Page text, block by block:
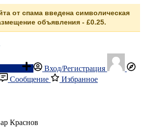
от спама введена символическая
объявления - £0.25.
Вход/Регистрация
Сообщение Избранное
Краснов